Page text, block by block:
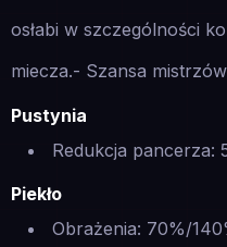
osłabi w szczególności
miecza.- Szansa
Pustynia
Redukcja
Piekło
Obrażenia: 70%/